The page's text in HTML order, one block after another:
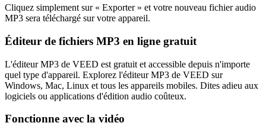
Cliquez simplement sur « Exporter » et votre nouveau fichier audio
MP3 sera téléchargé sur votre appareil.
Éditeur de fichiers MP3 en ligne gratuit
L'éditeur MP3 de VEED est gratuit et accessible depuis n'importe
quel type d'appareil. Explorez l'éditeur MP3 de VEED sur
Windows, Mac, Linux et tous les appareils mobiles. Dites adieu aux
logiciels ou applications d'édition audio coûteux.
Fonctionne avec la vidéo